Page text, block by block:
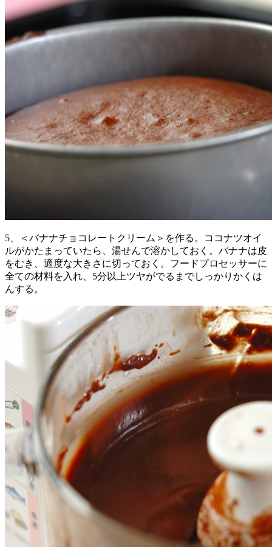
5、＜バナナチョコレートクリーム＞を作る。ココナツオイ
ルがかたまっていたら、湯せんで溶かしておく。バナナは皮
をむき、適度な大きさに切っておく。フードプロセッサーに
全ての材料を入れ、5分以上ツヤがでるまでしっかりかくは
んする。